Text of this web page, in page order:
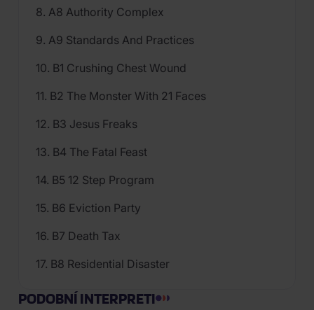
8. A8 Authority Complex
9. A9 Standards And Practices
10. B1 Crushing Chest Wound
11. B2 The Monster With 21 Faces
12. B3 Jesus Freaks
13. B4 The Fatal Feast
14. B5 12 Step Program
15. B6 Eviction Party
16. B7 Death Tax
17. B8 Residential Disaster
PODOBNÍ INTERPRETI